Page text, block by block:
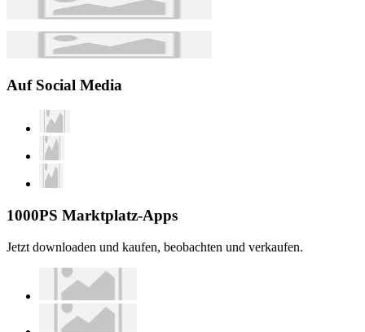
Auf Social Media
1000PS Marktplatz-Apps
Jetzt downloaden und kaufen, beobachten und verkaufen.